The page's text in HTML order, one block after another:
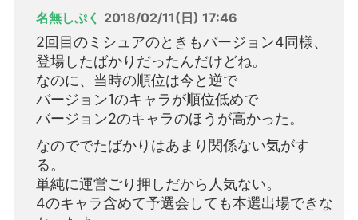
名無しぷく 2018/02/11(日) 17:46
2回目のミシュアのときもバージョン4同様、
登場したばかりだったんだけどね。
なのに、当時の順位は今と逆で
バージョン1のキャラが順位低めで
バージョン2のキャラのほうが高かった。
なのででたばかりはあまり関係ない気がす
る。
単純に運営ごり押しだから人気ない。
4のキャラ含めて予選会しても本選出場できな